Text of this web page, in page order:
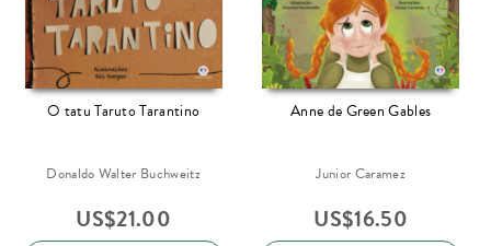
O tatu Taruto Tarantino
Donaldo Walter Buchweitz
US$21.00
Anne de Green Gables
Junior Caramez
US$16.50